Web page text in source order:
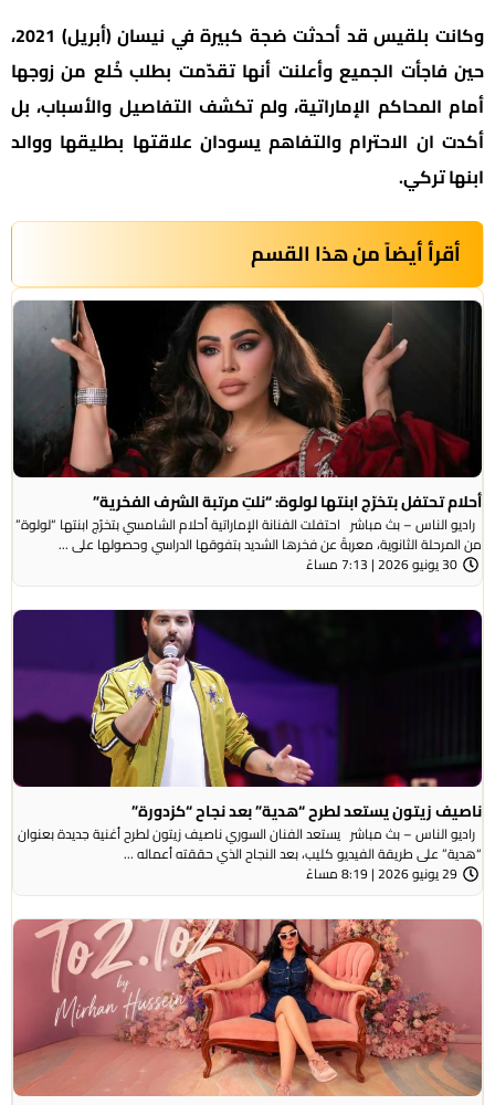
وكانت بلقيس قد أحدثت ضجة كبيرة في نيسان (أبريل) 2021،
حين فاجأت الجميع وأعلنت أنها تقدّمت بطلب خُلع من زوجها
أمام المحاكم الإماراتية، ولم تكشف التفاصيل والأسباب، بل
أكدت ان الاحترام والتفاهم يسودان علاقتها بطليقها ووالد
ابنها تركي.
أقرأ أيضاً من هذا القسم
أحلام تحتفل بتخرّج ابنتها لولوة: “نلتِ مرتبة الشرف الفخرية”
راديو الناس – بث مباشر احتفلت الفنانة الإماراتية أحلام الشامسي بتخرّج ابنتها “لولوة”
من المرحلة الثانوية، معربةً عن فخرها الشديد بتفوقها الدراسي وحصولها على ...
30 يونيو 2026 | 7:13 مساءً
ناصيف زيتون يستعد لطرح “هدية” بعد نجاح “كزدورة”
راديو الناس – بث مباشر يستعد الفنان السوري ناصيف زيتون لطرح أغنية جديدة بعنوان
“هدية” على طريقة الفيديو كليب، بعد النجاح الذي حققته أعماله ...
29 يونيو 2026 | 8:19 مساءً